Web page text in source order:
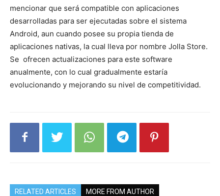
mencionar que será compatible con aplicaciones
desarrolladas para ser ejecutadas sobre el sistema
Android, aun cuando posee su propia tienda de
aplicaciones nativas, la cual lleva por nombre Jolla Store.
Se ofrecen actualizaciones para este software
anualmente, con lo cual gradualmente estaría
evolucionando y mejorando su nivel de competitividad.
RELATED ARTICLES MORE FROM AUTHOR